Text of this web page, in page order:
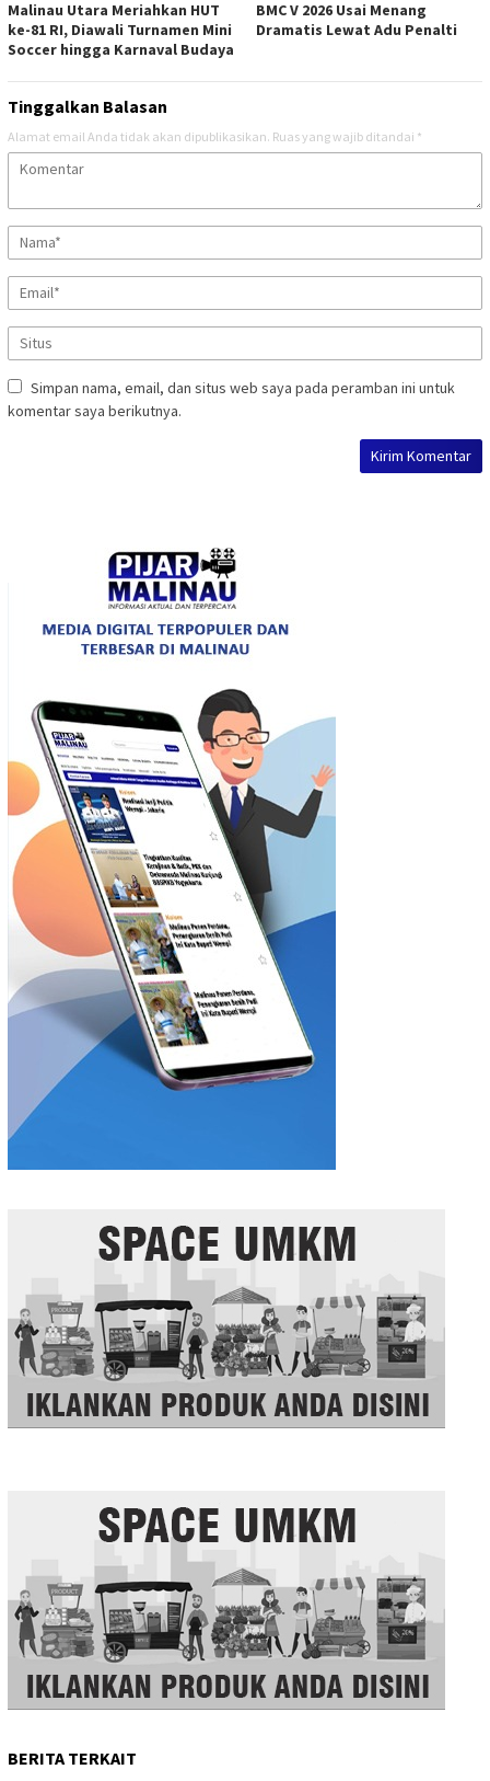
Malinau Utara Meriahkan HUT
ke-81 RI, Diawali Turnamen Mini
Soccer hingga Karnaval Budaya
BMC V 2026 Usai Menang
Dramatis Lewat Adu Penalti
Tinggalkan Balasan
Alamat email Anda tidak akan dipublikasikan. Ruas yang wajib ditandai *
Simpan nama, email, dan situs web saya pada peramban ini untuk
komentar saya berikutnya.
BERITA TERKAIT